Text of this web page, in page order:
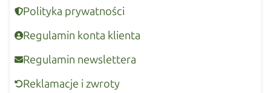
Polityka prywatności
Regulamin konta klienta
Regulamin newslettera
Reklamacje i zwroty